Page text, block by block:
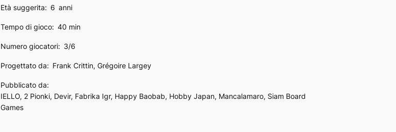
Età suggerita: 6 anni
Tempo di gioco: 40 min
Numero giocatori: 3/6
Progettato da: Frank Crittin, Grégoire Largey
Pubblicato da:
IELLO, 2 Pionki, Devir, Fabrika Igr, Happy Baobab, Hobby Japan, Mancalamaro, Siam Board
Games